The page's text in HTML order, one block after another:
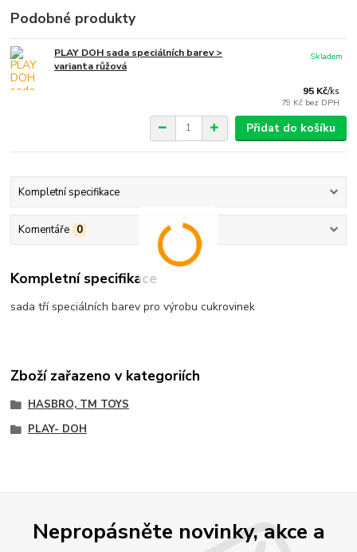
Podobné produkty
PLAY DOH sada speciálních barev >
varianta růžová
95 Kč/ks
79 Kč bez DPH
Skladem
Přidat do košíku
Kompletní specifikace
Komentáře 0
Kompletní specifikace
sada tří speciálních barev pro výrobu cukrovinek
Zboží zařazeno v kategoriích
HASBRO, TM TOYS
PLAY- DOH
Nepropásněte novinky, akce a